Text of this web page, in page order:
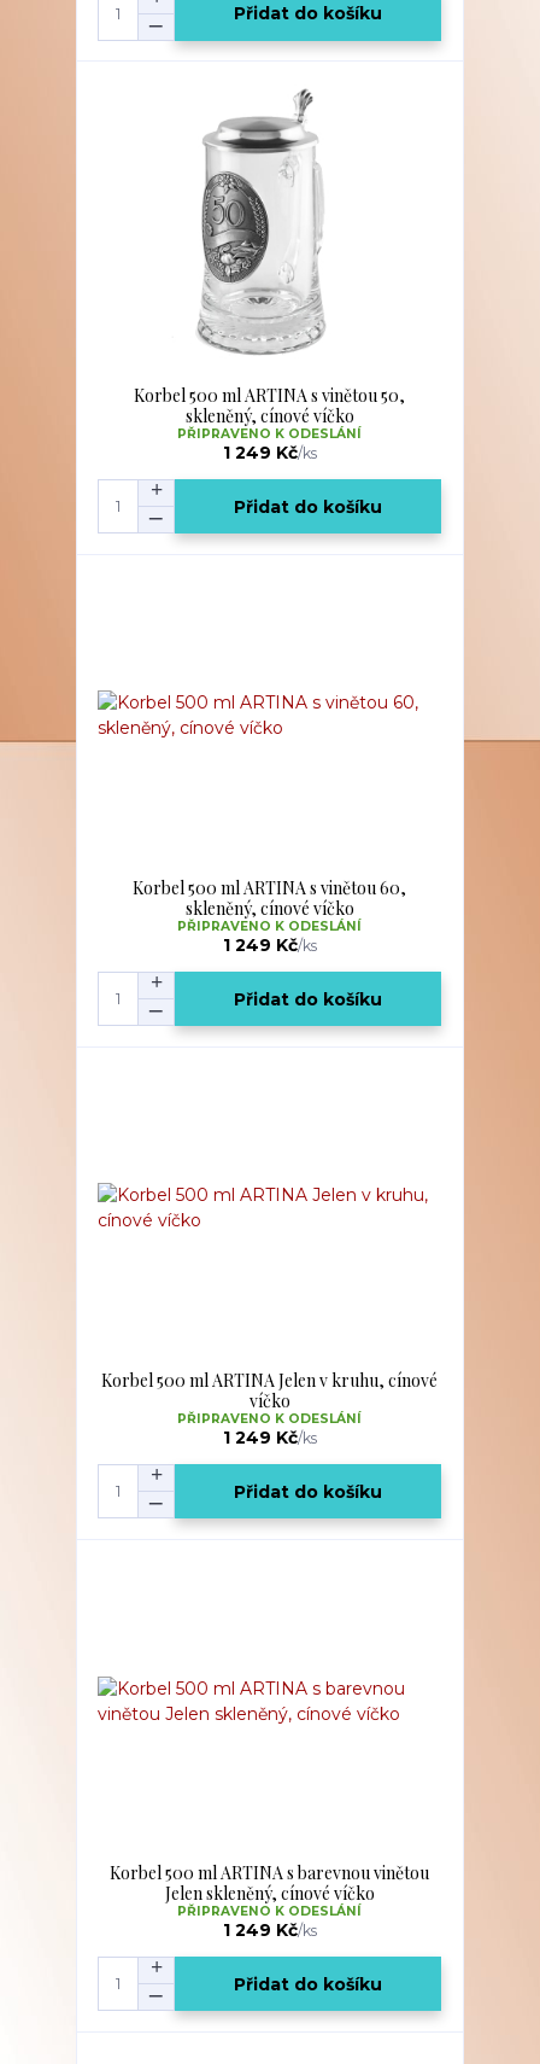
Přidat do košíku
Korbel 500 ml ARTINA s vinětou 50,
skleněný, cínové víčko
1 249 Kč/ks
PŘIPRAVENO K ODESLÁNÍ
Přidat do košíku
Korbel 500 ml ARTINA s vinětou 60,
skleněný, cínové víčko
1 249 Kč/ks
PŘIPRAVENO K ODESLÁNÍ
Přidat do košíku
Korbel 500 ml ARTINA Jelen v kruhu, cínové
víčko
1 249 Kč/ks
PŘIPRAVENO K ODESLÁNÍ
Přidat do košíku
Korbel 500 ml ARTINA s barevnou vinětou
Jelen skleněný, cínové víčko
1 249 Kč/ks
PŘIPRAVENO K ODESLÁNÍ
Přidat do košíku